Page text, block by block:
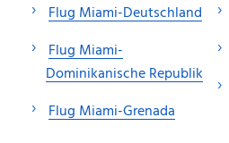
Flug Miami-Deutschland
Flug Miami-
Dominikanische Republik
Flug Miami-Grenada